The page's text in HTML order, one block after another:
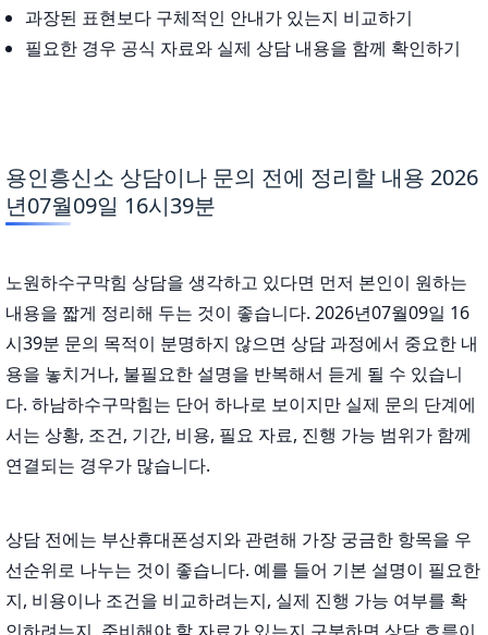
과장된 표현보다 구체적인 안내가 있는지 비교하기
필요한 경우 공식 자료와 실제 상담 내용을 함께 확인하기
용인흥신소 상담이나 문의 전에 정리할 내용 2026
년07월09일 16시39분
노원하수구막힘 상담을 생각하고 있다면 먼저 본인이 원하는
내용을 짧게 정리해 두는 것이 좋습니다. 2026년07월09일 16
시39분 문의 목적이 분명하지 않으면 상담 과정에서 중요한 내
용을 놓치거나, 불필요한 설명을 반복해서 듣게 될 수 있습니
다. 하남하수구막힘는 단어 하나로 보이지만 실제 문의 단계에
서는 상황, 조건, 기간, 비용, 필요 자료, 진행 가능 범위가 함께
연결되는 경우가 많습니다.
상담 전에는 부산휴대폰성지와 관련해 가장 궁금한 항목을 우
선순위로 나누는 것이 좋습니다. 예를 들어 기본 설명이 필요한
지, 비용이나 조건을 비교하려는지, 실제 진행 가능 여부를 확